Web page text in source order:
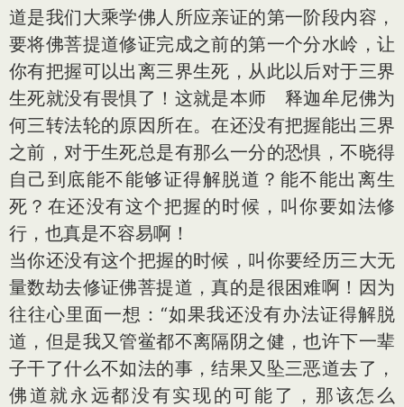
道是我们大乘学佛人所应亲证的第一阶段内容，
要将佛菩提道修证完成之前的第一个分水岭，让
你有把握可以出离三界生死，从此以后对于三界
生死就没有畏惧了！这就是本师 释迦牟尼佛为
何三转法轮的原因所在。在还没有把握能出三界
之前，对于生死总是有那么一分的恐惧，不晓得
自己到底能不能够证得解脱道？能不能出离生
死？在还没有这个把握的时候，叫你要如法修
行，也真是不容易啊！
当你还没有这个把握的时候，叫你要经历三大无
量数劫去修证佛菩提道，真的是很困难啊！因为
往往心里面一想：“如果我还没有办法证得解脱
道，但是我又管鲎都不离隔阴之健，也许下一辈
子干了什么不如法的事，结果又坠三恶道去了，
佛道就永远都没有实现的可能了，那该怎么